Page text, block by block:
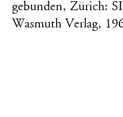
gebunden, Zürich:
Wasmuth Verlag,